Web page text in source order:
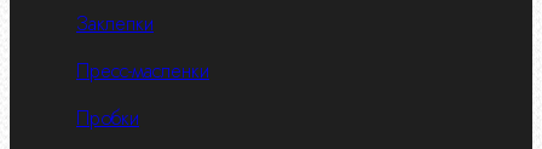
Заклепки
Пресс-масленки
Пробки